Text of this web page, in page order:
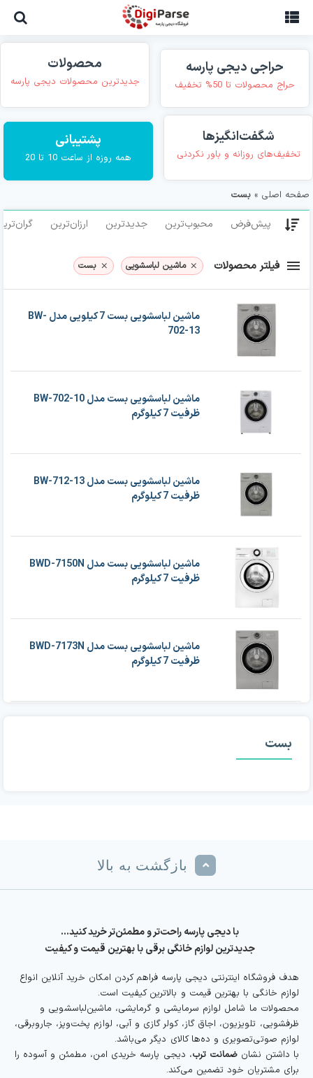
حراجی دیجی پارسه
حراج محصولات تا 50% تخفیف
محصولات
جدیدترین محصولات دیجی پارسه
شگفت‌انگیزها
تخفیف‌های روزانه و باور نکردنی
پشتیبانی
همه روزه از ساعت 10 تا 20
صفحه اصلی » بست
پیش‌فرض محبوب‌ترین جدیدترین ارزان‌ترین
فیلتر محصولات ماشین لباسشویی بست
ماشين لباسشويی بست 7 کيلويی مدل BW-
702-13
ماشین لباسشویی بست مدل BW-702-10
ظرفیت 7 کیلوگرم
ماشین لباسشویی بست مدل BW-712-13
ظرفیت 7 کیلوگرم
ماشین لباسشویی بست مدل BWD-7150N
ظرفیت 7 کیلوگرم
ماشین لباسشویی بست مدل BWD-7173N
ظرفیت 7 کیلوگرم
بست
بازگشت به بالا
با دیجی پارسه راحت‌تر و مطمئن‌تر خرید کنید…
جدیدترین لوازم خانگی برقی با بهترین قیمت و کیفیت
هدف فروشگاه اینترنتی دیجی پارسه فراهم کردن امکان خرید آنلاین انواع
لوازم خانگی با بهترین قیمت و بالاترین کیفیت است.
محصولات ما شامل لوازم سرمایشی و گرمایشی، ماشین‌لباسشویی و
ظرفشویی، تلویزیون، اجاق گاز، کولر گازی و آبی، لوازم پخت‌وپز، جاروبرقی،
لوازم صوتی‌تصویری و ده‌ها کالای دیگر می‌باشد.
با داشتن نشان ضمانت ترب، دیجی پارسه خریدی امن، مطمئن و آسوده را
برای مشتریان خود تضمین می‌کند.